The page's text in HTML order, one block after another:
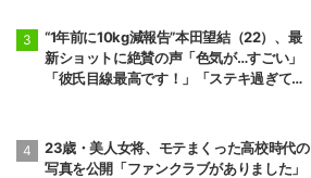
“1年前に10kg減報告”本田望結（22）、最
新ショットに絶賛の声「色気が…すごい」
「彼氏目線最高です！」「ステキ過ぎて罪
23歳・美人女将、モテまくった高校時代の
写真を公開「ファンクラブがありました」